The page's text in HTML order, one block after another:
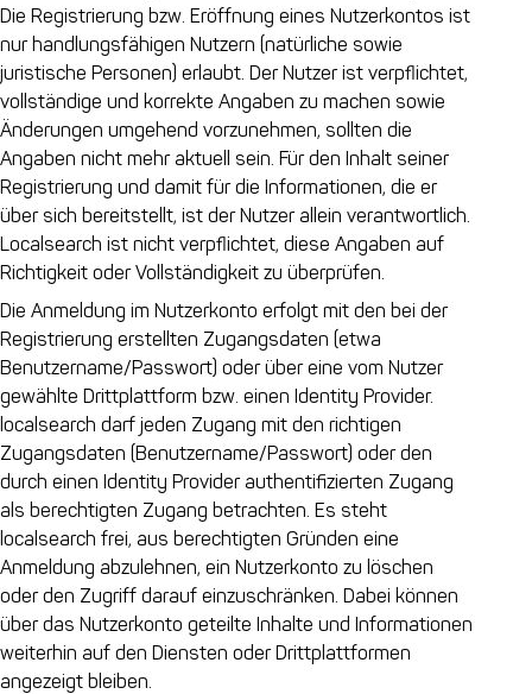
Die Registrierung bzw. Eröffnung eines Nutzerkontos ist
nur handlungsfähigen Nutzern (natürliche sowie
juristische Personen) erlaubt. Der Nutzer ist verpflichtet,
vollständige und korrekte Angaben zu machen sowie
Änderungen umgehend vorzunehmen, sollten die
Angaben nicht mehr aktuell sein. Für den Inhalt seiner
Registrierung und damit für die Informationen, die er
über sich bereitstellt, ist der Nutzer allein verantwortlich.
Localsearch ist nicht verpflichtet, diese Angaben auf
Richtigkeit oder Vollständigkeit zu überprüfen.
Die Anmeldung im Nutzerkonto erfolgt mit den bei der
Registrierung erstellten Zugangsdaten (etwa
Benutzername/Passwort) oder über eine vom Nutzer
gewählte Drittplattform bzw. einen Identity Provider.
localsearch darf jeden Zugang mit den richtigen
Zugangsdaten (Benutzername/Passwort) oder den
durch einen Identity Provider authentifizierten Zugang
als berechtigten Zugang betrachten. Es steht
localsearch frei, aus berechtigten Gründen eine
Anmeldung abzulehnen, ein Nutzerkonto zu löschen
oder den Zugriff darauf einzuschränken. Dabei können
über das Nutzerkonto geteilte Inhalte und Informationen
weiterhin auf den Diensten oder Drittplattformen
angezeigt bleiben.